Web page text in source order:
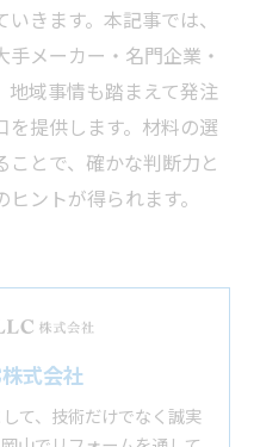
きます。本記事では、
メーカー・名門企業・
地域事情も踏まえて発注
提供します。材料の選
とで、確かな判断力と
ントが得られます。
式会社
て、技術だけでなく誠実